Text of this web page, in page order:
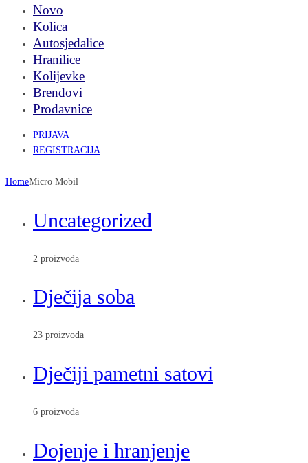
Novo
Kolica
Autosjedalice
Hranilice
Kolijevke
Brendovi
Prodavnice
PRIJAVA
REGISTRACIJA
HomeMicro Mobil
Uncategorized
2 proizvoda
Dječija soba
23 proizvoda
Dječiji pametni satovi
6 proizvoda
Dojenje i hranjenje